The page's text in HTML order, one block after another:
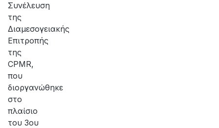
Συνέλευση
της
Διαμεσογειακής
Επιτροπής
της
CPMR,
που
διοργανώθηκε
στο
πλαίσιο
του 3ου